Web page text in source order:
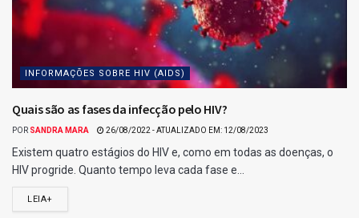
INFORMAÇÕES SOBRE HIV (AIDS)
Quais são as fases da infecção pelo HIV?
POR SANDRA MARA 26/08/2022 - ATUALIZADO EM: 12/08/2023
Existem quatro estágios do HIV e, como em todas as doenças, o
HIV progride. Quanto tempo leva cada fase e...
LEIA+